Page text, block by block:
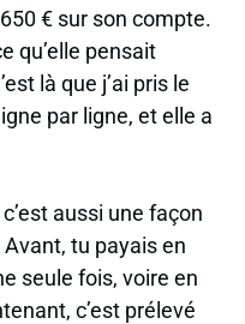
€ sur son compte.
qu’elle pensait
là que j’ai pris le
par ligne, et elle a
aussi une façon
Avant, tu payais en
seule fois, voire en
c’est prélevé